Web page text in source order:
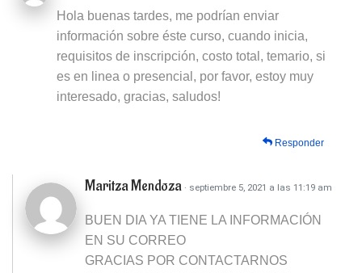
Hola buenas tardes, me podrían enviar
información sobre éste curso, cuando inicia,
requisitos de inscripción, costo total, temario, si
es en linea o presencial, por favor, estoy muy
interesado, gracias, saludos!
Responder
Maritza Mendoza · septiembre 5, 2021 a las 11:19 am
BUEN DIA YA TIENE LA INFORMACIÓN
EN SU CORREO
GRACIAS POR CONTACTARNOS